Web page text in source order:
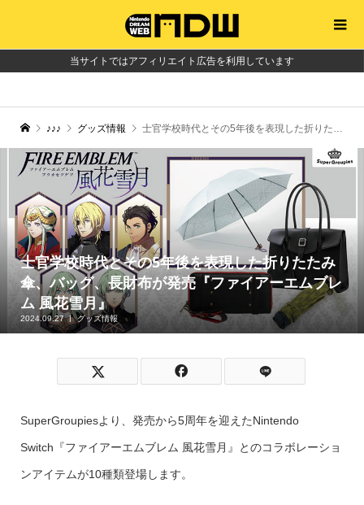
当サイトではアフィリエイト広告を利用しています
♪♪♪ グッズ情報 士官学校時代とその5年後を表現した折りたたみ傘、バッグ、長財布が発売『ファイアーエムブレム 風花雪月』
士官学校時代とその5年後を表現した折りたたみ
傘、バッグ、長財布が発売『ファイアーエムブレ
ム 風花雪月』
2024.09.27 グッズ情報
SuperGroupiesより、発売から5周年を迎えたNintendo
Switch『ファイアーエムブレム 風花雪月』とのコラボレーショ
ンアイテムが10種類登場します。